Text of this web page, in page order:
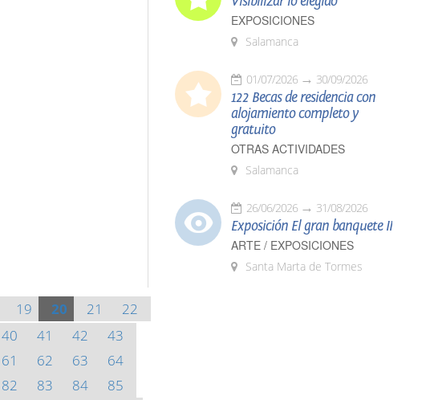
19 20 21
22
40 41 42
43
61 62 63
64
82 83 84
85
EXPOSICIONES
Salamanca
01/07/2026 30/09/2026
122 Becas de residencia con
alojamiento completo y
gratuito
OTRAS ACTIVIDADES
Salamanca
26/06/2026 31/08/2026
Exposición El gran banquete II
ARTE / EXPOSICIONES
Santa Marta de Tormes